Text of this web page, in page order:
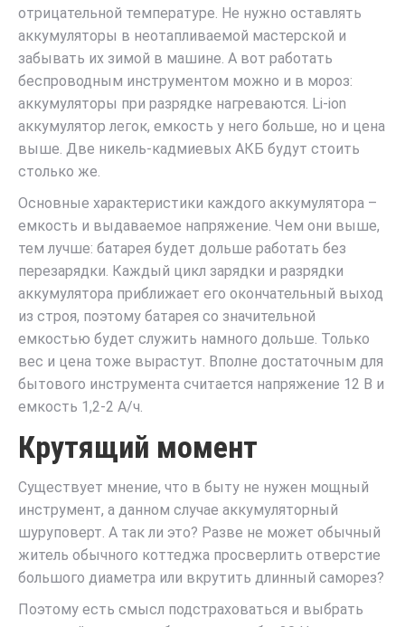
отрицательной температуре. Не нужно оставлять
аккумуляторы в неотапливаемой мастерской и
забывать их зимой в машине. А вот работать
беспроводным инструментом можно и в мороз:
аккумуляторы при разрядке нагреваются. Li-ion
аккумулятор легок, емкость у него больше, но и цена
выше. Две никель-кадмиевых АКБ будут стоить
столько же.
Основные характеристики каждого аккумулятора –
емкость и выдаваемое напряжение. Чем они выше,
тем лучше: батарея будет дольше работать без
перезарядки. Каждый цикл зарядки и разрядки
аккумулятора приближает его окончательный выход
из строя, поэтому батарея со значительной
емкостью будет служить намного дольше. Только
вес и цена тоже вырастут. Вполне достаточным для
бытового инструмента считается напряжение 12 В и
емкость 1,2-2 А/ч.
Крутящий момент
Существует мнение, что в быту не нужен мощный
инструмент, а данном случае аккумуляторный
шуруповерт. А так ли это? Разве не может обычный
житель обычного коттеджа просверлить отверстие
большого диаметра или вкрутить длинный саморез?
Поэтому есть смысл подстраховаться и выбрать